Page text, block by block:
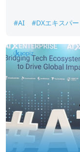
#AI #DXエキスパー
越連携